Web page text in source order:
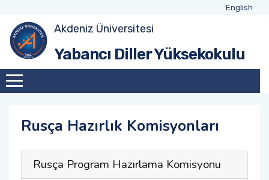
English
Akdeniz Üniversitesi
Yabancı Diller Yüksekokulu
Rusça Hazırlık Komisyonları
Rusça Program Hazırlama Komisyonu
Yüksekokulumuz Hakkında
Komisyonlar
Yönetim ve İdari Personel
Akademik Personel
YDYO Takvimi
Hazırlık Sınıfı Sınav Takvimi
Hazırlık Ders Programları
Hazırlık Sınav İçerikleri